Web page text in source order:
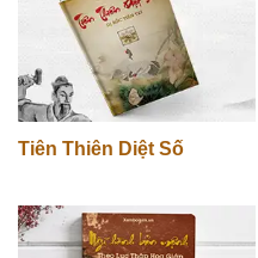
Tiên Thiên Diệt Số